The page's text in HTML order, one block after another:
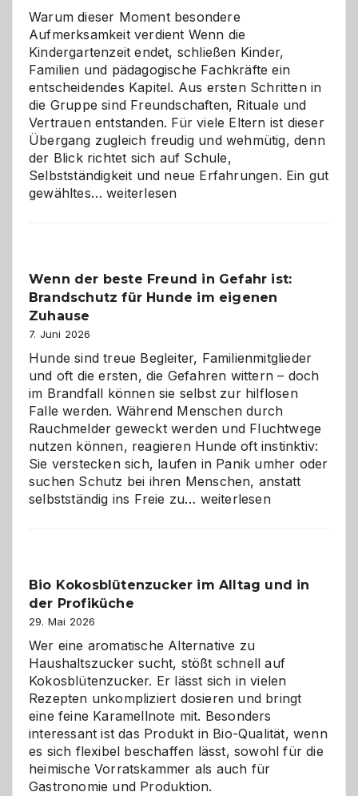
Warum dieser Moment besondere
Aufmerksamkeit verdient Wenn die
Kindergartenzeit endet, schließen Kinder,
Familien und pädagogische Fachkräfte ein
entscheidendes Kapitel. Aus ersten Schritten in
die Gruppe sind Freundschaften, Rituale und
Vertrauen entstanden. Für viele Eltern ist dieser
Übergang zugleich freudig und wehmütig, denn
der Blick richtet sich auf Schule,
Selbstständigkeit und neue Erfahrungen. Ein gut
gewähltes…Abschied
und
herzlich
weiterlesen
Wenn der beste Freund in Gefahr ist:
Brandschutz für Hunde im eigenen
Zuhause
7. Juni 2026
Hunde sind treue Begleiter, Familienmitglieder
und oft die ersten, die Gefahren wittern – doch
im Brandfall können sie selbst zur hilflosen
Falle werden. Während Menschen durch
Rauchmelder geweckt werden und Fluchtwege
nutzen können, reagieren Hunde oft instinktiv:
Sie verstecken sich, laufen in Panik umher oder
suchen Schutz bei ihren Menschen, anstatt
selbstständig ins Freie zu… Wenn
Gefahr
für
Hunde
im
eigenen
Zuhause
weiterlesen
Bio Kokosblütenzucker im Alltag und in
der Profiküche
29. Mai 2026
Wer eine aromatische Alternative zu
Haushaltszucker sucht, stößt schnell auf
Kokosblütenzucker. Er lässt sich in vielen
Rezepten unkompliziert dosieren und bringt
eine feine Karamellnote mit. Besonders
interessant ist das Produkt in Bio-Qualität, wenn
es sich flexibel beschaffen lässt, sowohl für die
heimische Vorratskammer als auch für
Gastronomie und Produktion.